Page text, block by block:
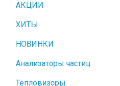
АКЦИИ
ХИТЫ
НОВИНКИ
Анализаторы частиц
Тепловизоры